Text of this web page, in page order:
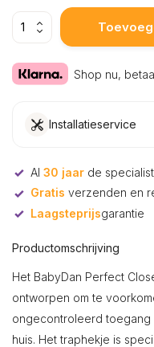
Shop nu,
Installatieservice
Al 30 jaar de
Gratis verzenden en
Laagsteprijsgarantie
Productomschrijving
Het BabyDan Perfect
ontworpen om te
ongecontroleerd
huis. Het traphekje is